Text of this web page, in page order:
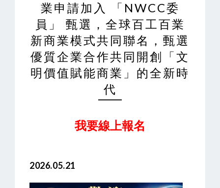
業申請加入 「NWCC委
員」 甄選，全球百工百業
新商業模式共同聯名，甄選
優質企業合作共同開創「文
明價值賦能商業」的全新時
代
我要線上報名
2026.05.21